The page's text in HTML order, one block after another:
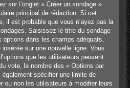
sur l’onglet « Créer un sondage »
principal de rédaction. Si cet
il est probable que vous n’ayez pas la
Saisissez le titre du sondage
options dans les champs adéquats,
sur une nouvelle ligne. Vous
que les utilisateurs peuvent
vote, le nombre des « Options par
spécifier une limite de
ou non les utilisateurs à modifier leurs